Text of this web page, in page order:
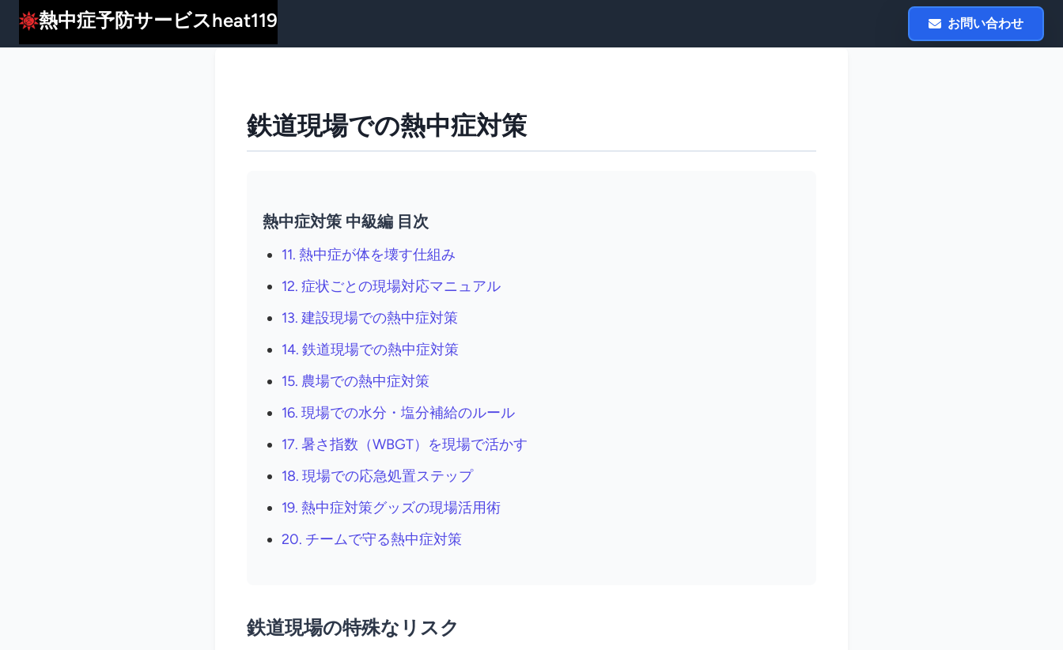
熱中症予防サービスheat119 お問い合わせ
鉄道現場での熱中症対策
熱中症対策 中級編 目次
11. 熱中症が体を壊す仕組み
12. 症状ごとの現場対応マニュアル
13. 建設現場での熱中症対策
14. 鉄道現場での熱中症対策
15. 農場での熱中症対策
16. 現場での水分・塩分補給のルール
17. 暑さ指数（WBGT）を現場で活かす
18. 現場での応急処置ステップ
19. 熱中症対策グッズの現場活用術
20. チームで守る熱中症対策
鉄道現場の特殊なリスク